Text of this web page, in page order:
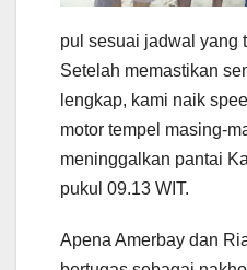
pul sesuai jadwal yang
Setelah memastikan
lengkap, kami naik
motor tempel masing-
meninggalkan pantai
pukul 09.13 WIT.
Apena Amerbay dan